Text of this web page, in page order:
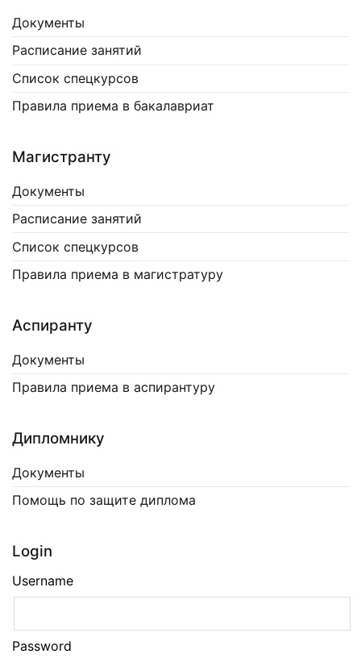
Документы
Расписание занятий
Список спецкурсов
Правила приема в бакалавриат
Магистранту
Документы
Расписание занятий
Список спецкурсов
Правила приема в магистратуру
Аспиранту
Документы
Правила приема в аспирантуру
Дипломнику
Документы
Помощь по защите диплома
Login
Username
Password